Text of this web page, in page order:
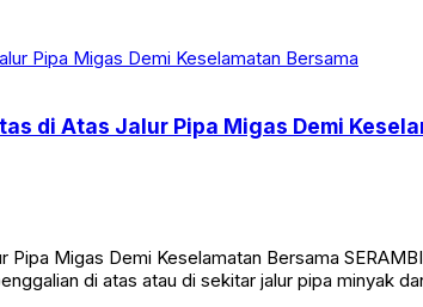
di Atas Jalur Pipa Migas Demi
Migas Demi Keselamatan Bersama
di atas atau di sekitar jalur pipa minyak